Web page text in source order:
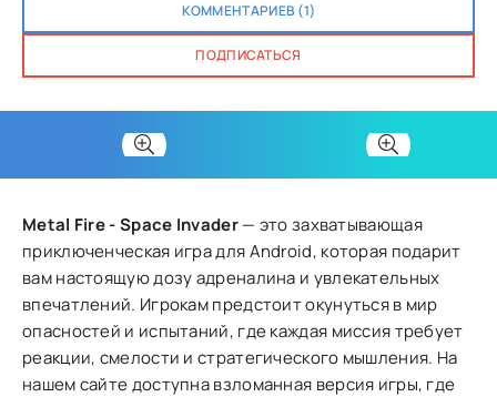
КОММЕНТАРИЕВ (1)
ПОДПИСАТЬСЯ
Metal Fire - Space Invader— это захватывающая
приключенческая игра для Android, которая подарит
вам настоящую дозу адреналина и увлекательных
впечатлений. Игрокам предстоит окунуться в мир
опасностей и испытаний, где каждая миссия требует
реакции, смелости и стратегического мышления. На
нашем сайте доступна взломанная версия игры, где